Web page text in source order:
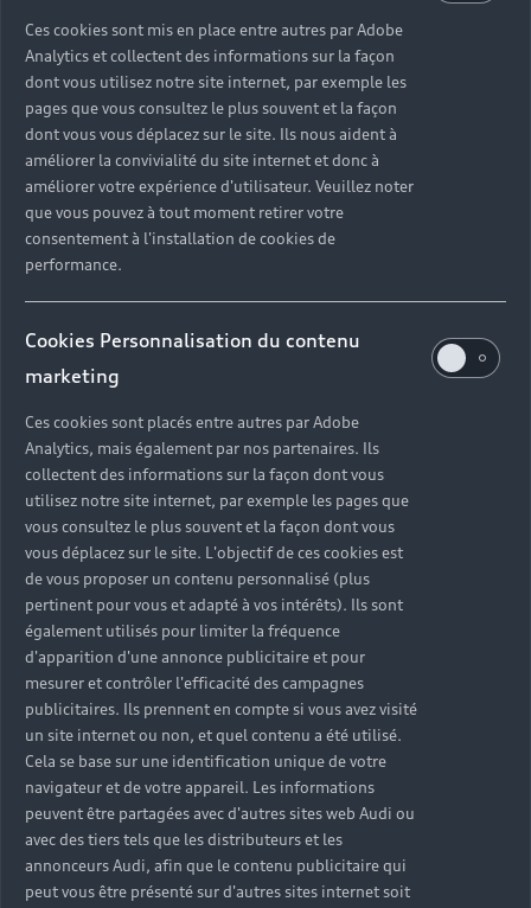
Ces cookies sont mis en place entre autres par Adobe
Analytics et collectent des informations sur la façon
dont vous utilisez notre site internet, par exemple les
pages que vous consultez le plus souvent et la façon
dont vous vous déplacez sur le site. Ils nous aident à
améliorer la convivialité du site internet et donc à
améliorer votre expérience d'utilisateur. Veuillez noter
que vous pouvez à tout moment retirer votre
consentement à l'installation de cookies de
performance.
Cookies Personnalisation du contenu
marketing
Ces cookies sont placés entre autres par Adobe
Analytics, mais également par nos partenaires. Ils
collectent des informations sur la façon dont vous
utilisez notre site internet, par exemple les pages que
vous consultez le plus souvent et la façon dont vous
vous déplacez sur le site. L'objectif de ces cookies est
de vous proposer un contenu personnalisé (plus
pertinent pour vous et adapté à vos intérêts). Ils sont
également utilisés pour limiter la fréquence
d'apparition d'une annonce publicitaire et pour
mesurer et contrôler l'efficacité des campagnes
publicitaires. Ils prennent en compte si vous avez visité
un site internet ou non, et quel contenu a été utilisé.
Cela se base sur une identification unique de votre
navigateur et de votre appareil. Les informations
peuvent être partagées avec d'autres sites web Audi ou
avec des tiers tels que les distributeurs et les
annonceurs Audi, afin que le contenu publicitaire qui
peut vous être présenté sur d'autres sites internet soit
Audi, division de Volkswagen Group France responsable du traitement, traite les
données à caractère personnel recueillies dans ce formulaire pour répondre à votre
demande d'information ou à votre réclamation, nous permettre de vous recontacter
conformément à votre demande ainsi que, si vous y avez consenti, pour vous envoyer
nos offres commerciales et nos actualités à des fins marketing.
droits, veuillez consulter notrepolitique de confidentialité.
Retour en haut
Accès rapides
Quelle Audi me correspond ?
Tous les modèles
Recherche de véhicules neufs
Véhicules d'occasion disponibles
Offres pour les professionnels
Demander un essai
Informations et Service Clients
Accessibilité - Clients Sourds et Malentendants
Trouver mon Partenaire Audi
Modèles
Électrique
Hybride rechargeable
Citadine
Compacte
Berline
SUV électrique
Achat et location
Offres du moment
Configurer mon Audi
Réservation et option d'achat
Financer mon Audi
Garanties Audi
Audi rent : location courte durée
Pour les professionnels
Voiture électrique
Voiture hybride
Voiture commerciale
Voiture de direction
Votre Audi
Entretenir et réparer mon Audi
Offres Après-Vente
Accessoires et équipements
Univers Audi
Histoire du progrès